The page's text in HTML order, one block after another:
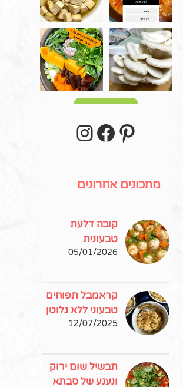
Pinterest
מתכונים אחרונים
קובה דלעת
טבעונית
05/01/2026
קראמבל תפוחים
טבעוני ללא גלוטן
12/07/2025
תבשיל שום ירוק
ונענע של סבתא